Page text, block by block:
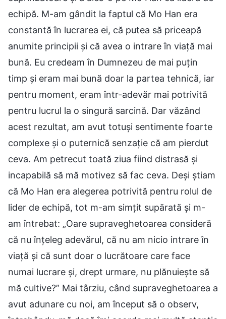
echipă. M-am gândit la faptul că Mo Han era
constantă în lucrarea ei, că putea să priceapă
anumite principii și că avea o intrare în viață mai
bună. Eu credeam în Dumnezeu de mai puțin
timp și eram mai bună doar la partea tehnică, iar
pentru moment, eram într-adevăr mai potrivită
pentru lucrul la o singură sarcină. Dar văzând
acest rezultat, am avut totuși sentimente foarte
complexe și o puternică senzație că am pierdut
ceva. Am petrecut toată ziua fiind distrasă și
incapabilă să mă motivez să fac ceva. Deși știam
că Mo Han era alegerea potrivită pentru rolul de
lider de echipă, tot m-am simțit supărată și m-
am întrebat: „Oare supraveghetoarea consideră
că nu înțeleg adevărul, că nu am nicio intrare în
viață și că sunt doar o lucrătoare care face
numai lucrare și, drept urmare, nu plănuiește să
mă cultive?” Mai târziu, când supraveghetoarea a
avut adunare cu noi, am început să o observ,